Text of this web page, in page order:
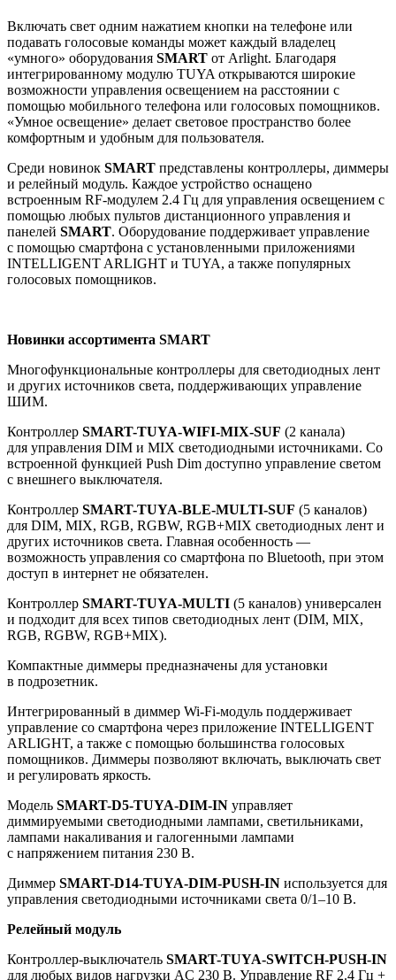
Включать свет одним нажатием кнопки на телефоне или
подавать голосовые команды может каждый владелец
«умного» оборудования SMART от Arlight. Благодаря
интегрированному модулю TUYA открываются широкие
возможности управления освещением на расстоянии с
помощью мобильного телефона или голосовых помощников.
«Умное освещение» делает световое пространство более
комфортным и удобным для пользователя.
Среди новинок SMART представлены контроллеры, диммеры
и релейный модуль. Каждое устройство оснащено
встроенным RF-модулем 2.4 Гц для управления освещением с
помощью любых пультов дистанционного управления и
панелей SMART. Оборудование поддерживает управление
с помощью смартфона с установленными приложениями
INTELLIGENT ARLIGHT и TUYA, а также популярных
голосовых помощников.
Новинки ассортимента SMART
Многофункциональные контроллеры для светодиодных лент
и других источников света, поддерживающих управление
ШИМ.
Контроллер SMART-TUYA-WIFI-MIX-SUF (2 канала)
для управления DIM и MIX светодиодными источниками. Со
встроенной функцией Push Dim доступно управление светом
с внешнего выключателя.
Контроллер SMART-TUYA-BLE-MULTI-SUF (5 каналов)
для DIM, MIX, RGB, RGBW, RGB+MIX светодиодных лент и
других источников света. Главная особенность —
возможность управления со смартфона по Bluetooth, при этом
доступ в интернет не обязателен.
Контроллер SMART-TUYA-MULTI (5 каналов) универсален
и подходит для всех типов светодиодных лент (DIM, MIX,
RGB, RGBW, RGB+MIX).
Компактные диммеры предназначены для установки
в подрозетник.
Интегрированный в диммер Wi-Fi-модуль поддерживает
управление со смартфона через приложение INTELLIGENT
ARLIGHT, а также с помощью большинства голосовых
помощников. Диммеры позволяют включать, выключать свет
и регулировать яркость.
Модель SMART-D5-TUYA-DIM-IN управляет
диммируемыми светодиодными лампами, светильниками,
лампами накаливания и галогенными лампами
с напряжением питания 230 В.
Диммер SMART-D14-TUYA-DIM-PUSH-IN используется для
управления светодиодными источниками света 0/1–10 В.
Релейный модуль
Контроллер-выключатель SMART-TUYA-SWITCH-PUSH-IN
для любых видов нагрузки AC 230 В. Управление RF 2.4 Гц +